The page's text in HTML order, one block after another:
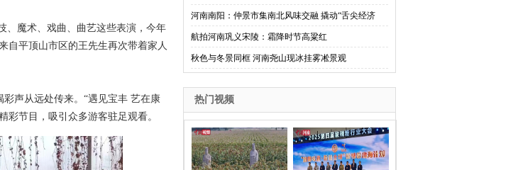
魔术、戏曲、曲艺这些表演，今年
自平顶山市区的王先生再次带着家人
声从远处传来。“遇见宝丰 艺在康
彩节目，吸引众多游客驻足观看。
河南南阳：仲景市集南北风味交融 撬动“舌尖经济
航拍河南巩义宋陵：霜降时节高粱红
秋色与冬景同框 河南尧山现冰挂雾凇景观
热门视频